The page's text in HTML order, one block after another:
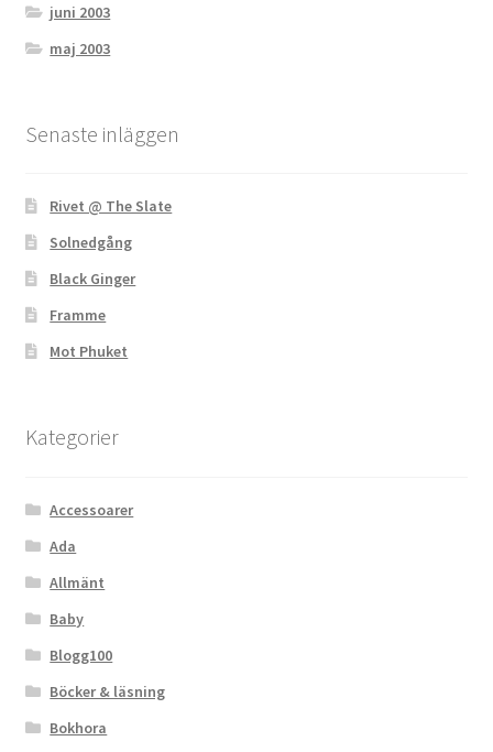
juni 2003
maj 2003
Senaste inläggen
Rivet @ The Slate
Solnedgång
Black Ginger
Framme
Mot Phuket
Kategorier
Accessoarer
Ada
Allmänt
Baby
Blogg100
Böcker & läsning
Bokhora